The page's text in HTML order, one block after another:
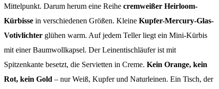
Mittelpunkt. Darum herum eine Reihe cremweißer Heirloom-
Kürbisse in verschiedenen Größen. Kleine Kupfer-Mercury-Glas-
Votivlichter glühen warm. Auf jedem Teller liegt ein Mini-Kürbis
mit einer Baumwollkapsel. Der Leinentischläufer ist mit
Spitzenkante besetzt, die Servietten in Creme. Kein Orange, kein
Rot, kein Gold – nur Weiß, Kupfer und Naturleinen. Ein Tisch, der